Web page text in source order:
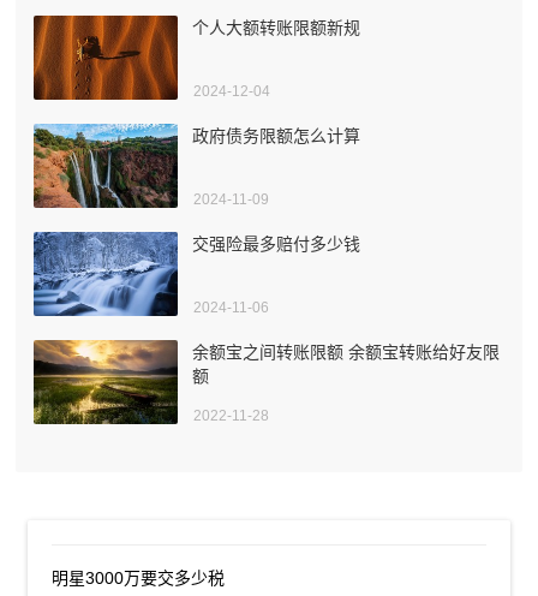
个人大额转账限额新规
2024-12-04
政府债务限额怎么计算
2024-11-09
交强险最多赔付多少钱
2024-11-06
余额宝之间转账限额 余额宝转账给好友限
额
2022-11-28
明星3000万要交多少税